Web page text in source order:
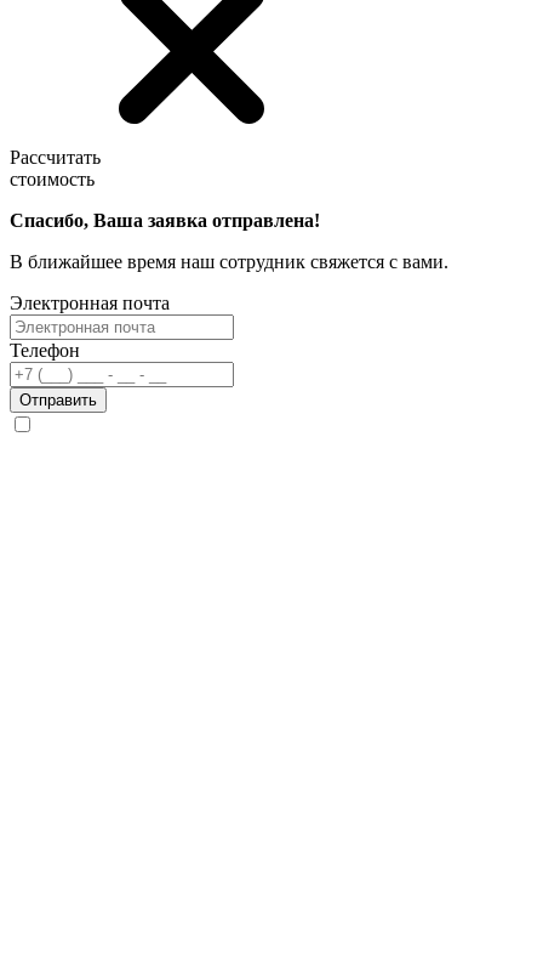
Рассчитать
стоимость
Спасибо, Ваша заявка отправлена!
В ближайшее время наш сотрудник свяжется с вами.
Электронная почта
Телефон
Отправить